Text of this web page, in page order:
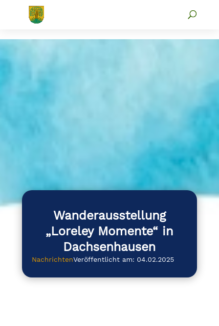
Wanderausstellung
„Loreley Momente“ in
Dachsenhausen
NachrichtenVeröffentlicht am: 04.02.2025